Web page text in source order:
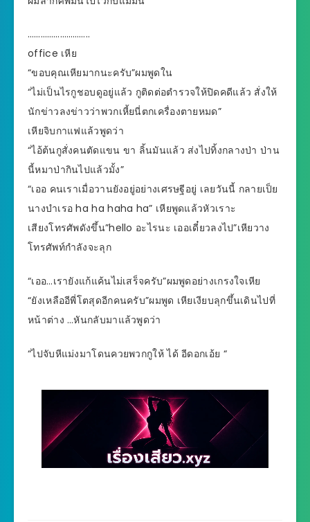
………………………..
office เหีย
“ขอบคุณเหียมากนะครับ”ผมพูดใน
“ไม่เป็นไรกูชอบดูอยู่แล้ว กูติดต่อตำรวจให้ปิดคดีแล้ว สั่งให้
นักข่าวลงข่าวว่าพวกเหี้ยนี่ตกเครื่องตายหมด”
เหียจิบกาแฟแล้วพูดว่า
“ไอ้ต้นกูสั่งคนตัดแขน ขา ลิ้นมันแล้ว ส่งไปทิ้งกลางป่า ป่าน
นี้หมาป่ากินไปแล้วมั้ง”
“เออ คนเราเมื่อวานยังอยู่อย่างเศรษฐีอยู่ เลยวันนี้ กลายเป็ย
นางบำเรอ ha ha haha ha” เหียพูดแล้วหัวเราะ
เสียงโทรศัพดังขึ้น”hello อะไรนะ เออเดี๋ยวลงไป”เหียวาง
โทรศัพท์กำลังจะลุก
“เออ…เรายังแก้แค้นไม่เสร็จครับ”ผมพูดอย่างเกรงใจเหีย
“ยังเหลืออีพี่โตสุดอีกคนครับ”ผมพูด เหียเงียบลุกขึ้นเดินไปที่
หน้าต่าง …หันกลับมาแล้วพูดว่า
“ไปจับหีแม่งมาโดนควยพวกกูให้ ได้ อีดอกเอ้ย “